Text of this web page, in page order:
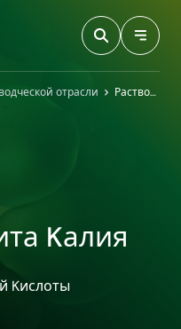
отрасли Раствор фосфита Kалия
Kалия
Kислоты